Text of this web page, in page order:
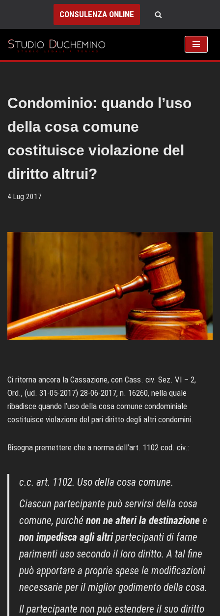
Vai
al
contenuto
CONSULENZA ONLINE
Condominio: quando l’uso
della cosa comune
costituisce violazione del
diritto altrui?
4 Lug 2017
Ci ritorna ancora la Cassazione, con Cass. civ. Sez. VI – 2,
Ord., (ud. 31-05-2017) 28-06-2017, n. 16260, nella quale
ribadisce quando l’uso della cosa comune condominiale
costituisce violazione del pari diritto degli altri condomini.
Bisogna premettere che a norma dell’art. 1102 cod. civ.:
c.c. art. 1102. Uso della cosa comune.
Ciascun partecipante può servirsi della cosa
comune, purché non ne alteri la destinazione e
non impedisca agli altripartecipanti di farne
parimenti uso secondo il loro diritto. A tal fine
può apportare a proprie spese le modificazioni
necessarie per il miglior godimento della cosa.
Il partecipante non può estendere il suo diritto